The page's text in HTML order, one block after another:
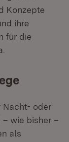
Konzepte
ihre
für die
Nacht- oder
wie bisher –
als